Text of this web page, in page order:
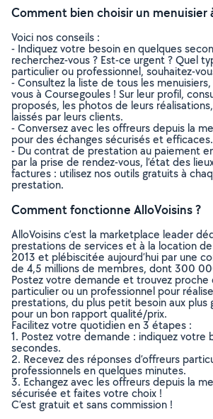
Comment bien choisir un menuisier
Voici nos conseils :
- Indiquez votre besoin en quelques
recherchez-vous ? Est-ce urgent ? Quel
particulier ou professionnel, souhaitez-
- Consultez la liste de tous les
vous à Coursegoules ! Sur leur profil,
proposés, les photos de leurs
laissés par leurs clients.
- Conversez avec les offreurs depuis la
pour des échanges sécurisés et efficaces.
- Du contrat de prestation au paiement
par la prise de rendez-vous, l’état des
factures : utilisez nos outils gratuits à
prestation.
Comment fonctionne AlloVoisins ?
AlloVoisins c’est la marketplace leader
prestations de services et à la location
2013 et plébiscitée aujourd’hui par une
de 4,5 millions de membres, dont 300
Postez votre demande et trouvez proche
particulier ou un professionnel pour
prestations, du plus petit besoin aux plus
pour un bon rapport qualité/prix.
Facilitez votre quotidien en 3 étapes :
1. Postez votre demande : indiquez votre
secondes.
2. Recevez des réponses d’offreurs
professionnels en quelques minutes.
3. Echangez avec les offreurs depuis la
sécurisée et faites votre choix !
C’est gratuit et sans commission !